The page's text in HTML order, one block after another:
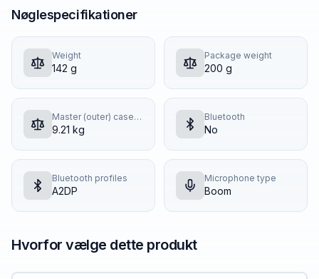
Nøglespecifikationer
Weight
142 g
Package weight
200 g
Master (outer) case gross weight
9.21 kg
Bluetooth
No
Bluetooth profiles
A2DP
Microphone type
Boom
Hvorfor vælge dette produkt